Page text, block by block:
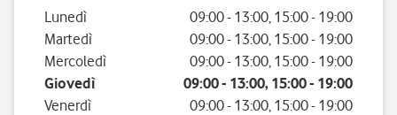
Giorno della settimanaOrario
Lunedì 09:00- 13:00, 15:00- 19:00
Martedì
09:00- 13:00, 15:00- 19:00
Mercoledì
09:00- 13:00, 15:00- 19:00
Giovedì
09:00- 13:00, 15:00- 19:00
Venerdì
09:00- 13:00, 15:00- 19:00